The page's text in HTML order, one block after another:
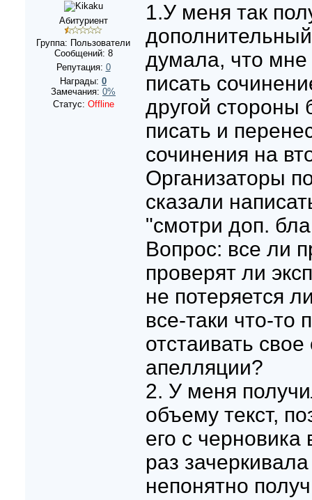
Абитуриент
Группа: Пользователи
Сообщений: 8
Репутация: 0
Награды: 0
Замечания: 0%
Статус: Offline
1.У меня так
дополнительный
думала, что мне
писать
другой стороны
писать и
сочинения на
Организаторы
сказали
"смотри доп.
Вопрос: все ли
проверят ли
не потеряется
все-таки что-то
отстаивать
апелляции?
2. У меня
объему текст,
его с
раз
непонятно